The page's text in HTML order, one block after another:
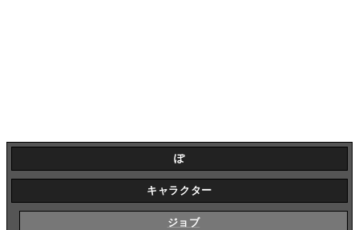
ぽ
キャラクター
ジョブ